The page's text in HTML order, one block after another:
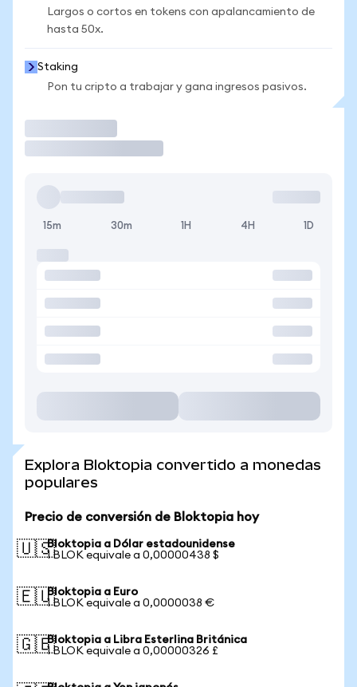
Largos o cortos en tokens con apalancamiento de
hasta 50x.
Staking
Pon tu cripto a trabajar y gana ingresos pasivos.
15m 30m 1H 4H 1D
Explora Bloktopia convertido a monedas
populares
Precio de conversión de Bloktopia hoy
🇺🇸Bloktopia a Dólar estadounidense
1 BLOK equivale a 0,00000438 $
🇪🇺Bloktopia a Euro
1 BLOK equivale a 0,0000038 €
🇬🇧Bloktopia a Libra Esterlina Británica
1 BLOK equivale a 0,00000326 £